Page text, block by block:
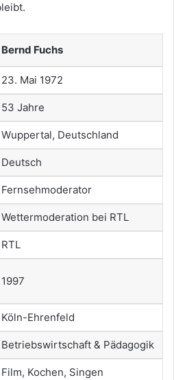
Bernd Fuchs
23. Mai 1972
53 Jahre
Wuppertal, Deutschland
Deutsch
Fernsehmoderator
Wettermoderation bei RTL
RTL
1997
Köln-Ehrenfeld
Betriebswirtschaft & Pädagogik
Film, Kochen, Singen